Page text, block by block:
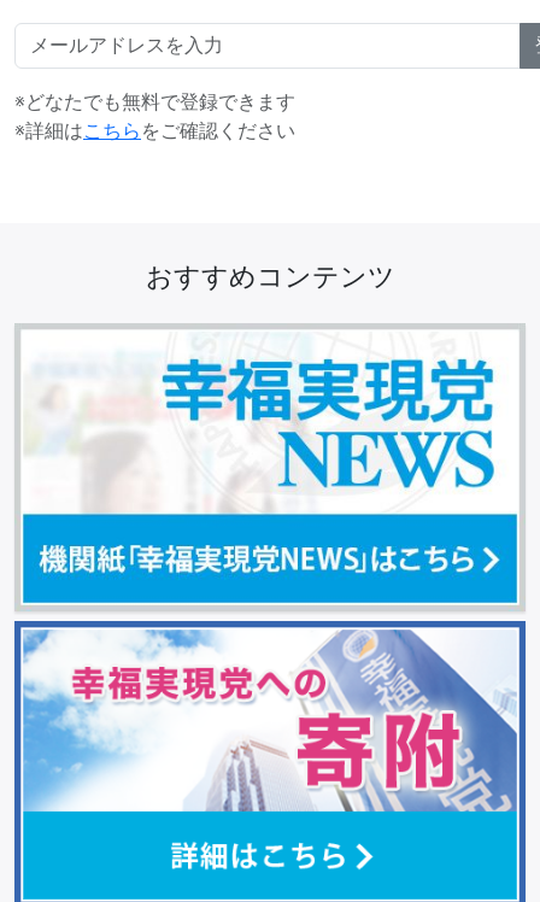
※どなたでも無料で登録できます
※詳細はこちら をご確認ください
おすすめコンテンツ